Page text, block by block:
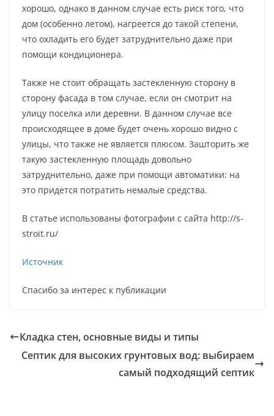
хорошо, однако в данном случае есть риск того, что
дом (особенно летом), нагреется до такой степени,
что охладить его будет затруднительно даже при
помощи кондиционера.
Также не стоит обращать застекленную сторону в
сторону фасада в том случае, если он смотрит на
улицу поселка или деревни. В данном случае все
происходящее в доме будет очень хорошо видно с
улицы, что также не является плюсом. Зашторить же
такую застекленную площадь довольно
затруднительно, даже при помощи автоматики: на
это придется потратить немалые средства.
В статье использованы фотографии с сайта http://s-
stroit.ru/
Источник
Спасибо за интерес к публикации
Кладка стен, основные виды и типы
Септик для высоких грунтовых вод: выбираем
самый подходящий септик